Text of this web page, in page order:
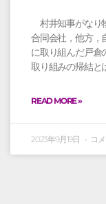
村井知事がなり
合同会社，他方，
に取り組んだ戸倉
取り組みの帰結と
READ MORE »
2023年9月19日 コ